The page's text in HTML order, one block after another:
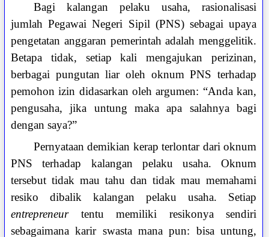
Bagi kalangan pelaku usaha, rasionalisasi
jumlah Pegawai Negeri Sipil (PNS) sebagai upaya
pengetatan anggaran pemerintah adalah menggelitik.
Betapa tidak, setiap kali mengajukan perizinan,
berbagai pungutan liar oleh oknum PNS terhadap
pemohon izin didasarkan oleh argumen: “Anda kan,
pengusaha, jika untung maka apa salahnya bagi
dengan saya?”
Pernyataan demikian kerap terlontar dari oknum
PNS terhadap kalangan pelaku usaha. Oknum
tersebut tidak mau tahu dan tidak mau memahami
resiko dibalik kalangan pelaku usaha. Setiap
entrepreneurtentu memiliki resikonya sendiri
sebagaimana karir swasta mana pun: bisa untung,